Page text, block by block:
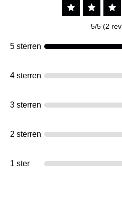
5/5 (2
5 sterren
4 sterren
3 sterren
2 sterren
1 ster